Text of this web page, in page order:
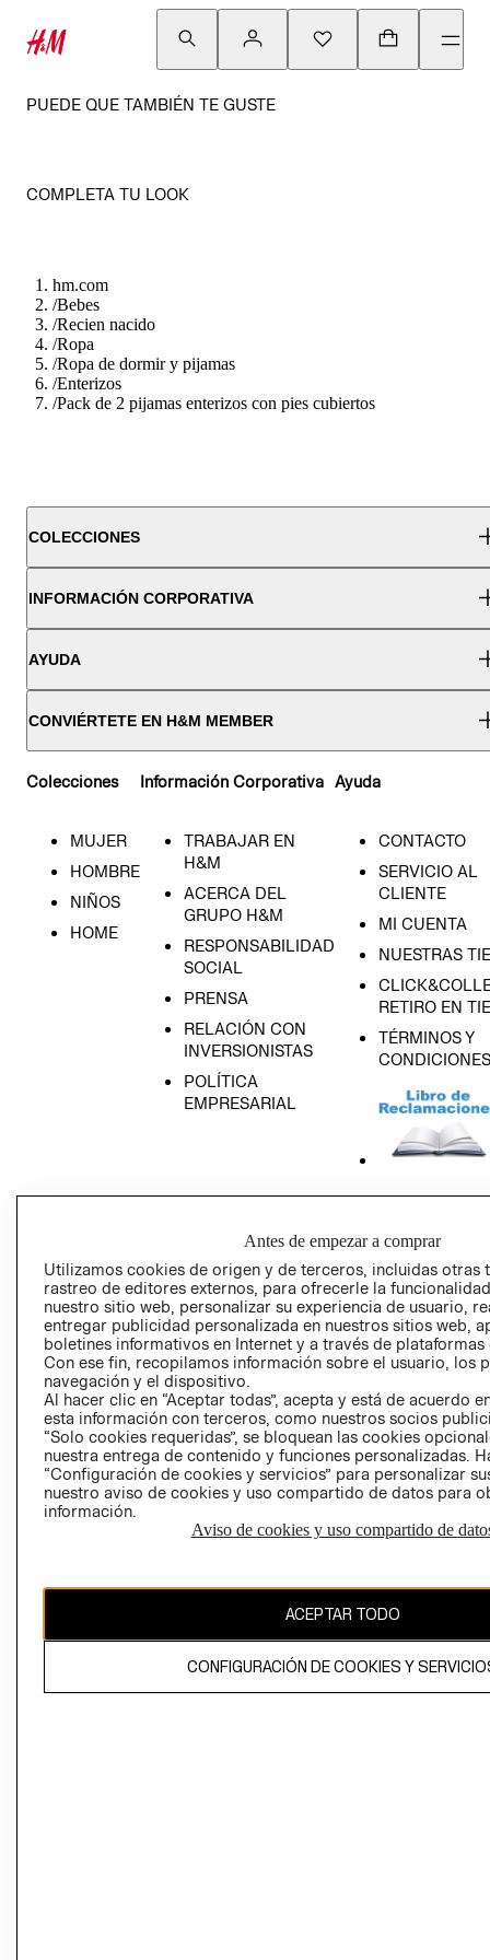
PUEDE QUE TAMBIÉN TE GUSTE
COMPLETA TU LOOK
hm.com
/Bebes
/Recien nacido
/Ropa
/Ropa de dormir y pijamas
/Enterizos
/Pack de 2 pijamas enterizos con pies cubiertos
COLECCIONES
INFORMACIÓN CORPORATIVA
AYUDA
CONVIÉRTETE EN H&M MEMBER
Colecciones
MUJER
HOMBRE
NIÑOS
HOME
Información Corporativa
TRABAJAR EN
H&M
ACERCA DEL
GRUPO H&M
RESPONSABILIDAD
SOCIAL
PRENSA
RELACIÓN CON
INVERSIONISTAS
POLÍTICA
EMPRESARIAL
Ayuda
CONTACTO
SERVICIO AL
CLIENTE
MI CUENTA
NUESTRAS
RETIRO EN
TÉRMINOS Y
CONDICIONES
GIFT CARD
AVISO DE
Perú (S/)
CAMBIAR REGIÓN
propiedad de H&M Hennes & Mauritz AB
Antes de empezar a comprar
Utilizamos cookies de origen y de terceros, incluidas otras
rastreo de editores externos, para ofrecerle la
nuestro sitio web, personalizar su experiencia de usuario,
entregar publicidad personalizada en nuestros sitios web,
boletines informativos en Internet y a través de plataformas
Con ese fin, recopilamos información sobre el usuario, los
navegación y el dispositivo.
Al hacer clic en “Aceptar todas”, acepta y está de acuerdo
esta información con terceros, como nuestros socios
“Solo cookies requeridas”, se bloquean las cookies
nuestra entrega de contenido y funciones personalizadas.
“Configuración de cookies y servicios” para personalizar
nuestro aviso de cookies y uso compartido de datos para
información.
Aviso de cookies y uso compartido de
ACEPTAR TODO
CONFIGURACIÓN DE COOKIES Y